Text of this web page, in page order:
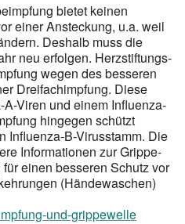
bietet keinen
einer Ansteckung, u.a. weil
Deshalb muss die
neu erfolgen. Herzstiftungs-
wegen des besseren
Dreifachimpfung. Diese
Viren und einem Influenza-
hingegen schützt
Influenza-B-Virusstamm. Die
Informationen zur Grippe-
einen besseren Schutz vor
(Händewaschen)
und-grippewelle